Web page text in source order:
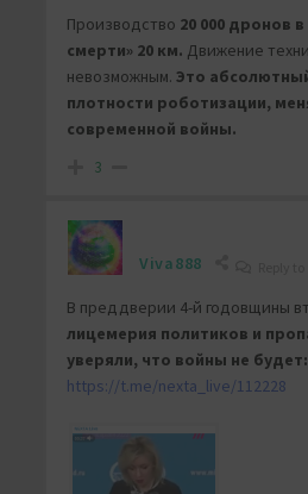
Производство 20 000 дронов
смерти» 20 км. Движение
невозможным. Это
плотности роботизации,
современной войны.
3
Viva888
В преддверии 4-й годовщины
лицемерия политиков и
уверяли, что войны не будет:
https://t.me/nexta_live/112228